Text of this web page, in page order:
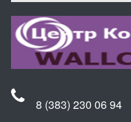
8 (383) 230 06 94